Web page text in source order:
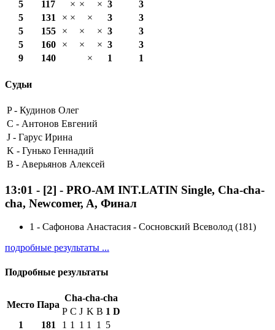
5
117 × × × 3
3
5
131 × × × 3
3
5
155 × × × 3
3
5
160 × × × 3
3
9
140 × 1 1
Судьи
P - Кудинов Олег
C - Антонов Евгений
J - Гарус Ирина
K - Гунько Геннадий
B - Аверьянов Алексей
13:01 - [2] - PRO-AM INT.LATIN Single, Cha-cha-
cha, Newcomer, A, Финал
1 - Сафонова Анастасия - Сосновский Всеволод (181)
подробные результаты ...
Подробные результаты
Место Пара
Cha-cha-cha
P C J K B 1 D
1
181 1 1 1 1 1 5